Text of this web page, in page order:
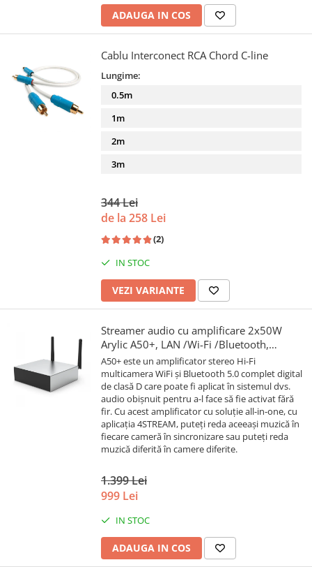
ADAUGA IN COS
Cablu Interconect RCA Chord C-line
Lungime:
0.5m
1m
2m
3m
344 Lei
de la 258 Lei
(2)
IN STOC
VEZI VARIANTE
Streamer audio cu amplificare 2x50W
Arylic A50+, LAN /Wi-Fi /Bluetooth,
24bit/192kHz, Multiroom
A50+ este un amplificator stereo Hi-Fi
multicamera WiFi și Bluetooth 5.0 complet digital
de clasă D care poate fi aplicat în sistemul dvs.
audio obișnuit pentru a-l face să fie activat fără
fir. Cu acest amplificator cu soluție all-in-one, cu
aplicația 4STREAM, puteți reda aceeași muzică în
fiecare cameră în sincronizare sau puteți reda
muzică diferită în camere diferite.
1.399 Lei
999 Lei
IN STOC
ADAUGA IN COS